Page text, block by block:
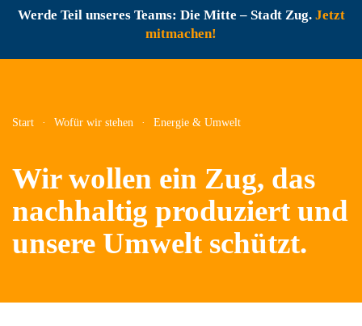
Werde Teil unseres Teams: Die Mitte – Stadt Zug. Jetzt
mitmachen!
Start Wofür wir stehen Energie & Umwelt
Wir wollen ein Zug, das
nachhaltig produziert und
unsere Umwelt schützt.